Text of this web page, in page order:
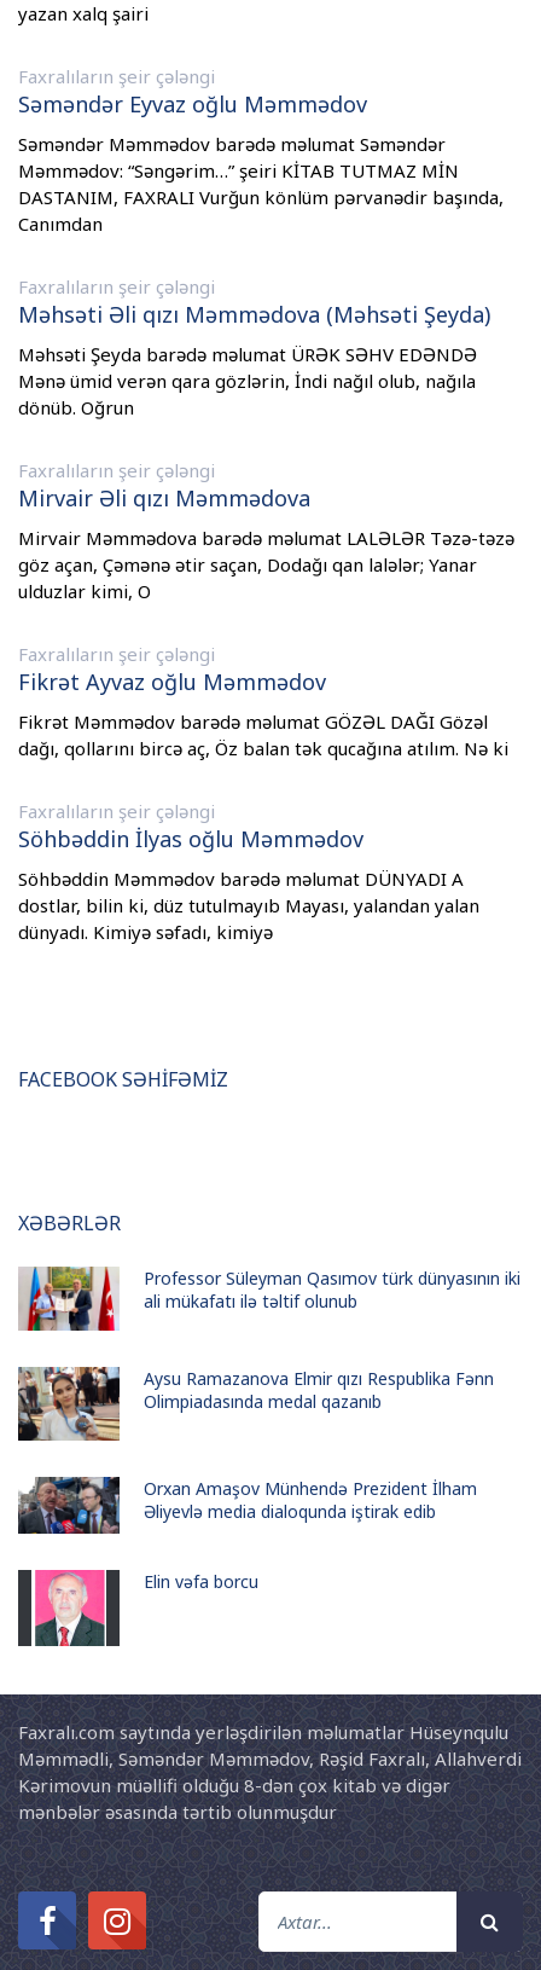
yazan xalq şairi
Faxralıların şeir çələngi
Səməndər Eyvaz oğlu Məmmədov
Səməndər Məmmədov barədə məlumat Səməndər
Məmmədov: “Səngərim…” şeiri KİTAB TUTMAZ MİN
DASTANIM, FAXRALI Vurğun könlüm pərvanədir başında,
Canımdan
Faxralıların şeir çələngi
Məhsəti Əli qızı Məmmədova (Məhsəti Şeyda)
Məhsəti Şeyda barədə məlumat ÜRƏK SƏHV EDƏNDƏ
Mənə ümid verən qara gözlərin, İndi nağıl olub, nağıla
dönüb. Oğrun
Faxralıların şeir çələngi
Mirvair Əli qızı Məmmədova
Mirvair Məmmədova barədə məlumat LALƏLƏR Təzə-təzə
göz açan, Çəmənə ətir saçan, Dodağı qan lalələr; Yanar
ulduzlar kimi, O
Faxralıların şeir çələngi
Fikrət Ayvaz oğlu Məmmədov
Fikrət Məmmədov barədə məlumat GÖZƏL DAĞI Gözəl
dağı, qollarını bircə aç, Öz balan tək qucağına atılım. Nə ki
Faxralıların şeir çələngi
Söhbəddin İlyas oğlu Məmmədov
Söhbəddin Məmmədov barədə məlumat DÜNYADI A
dostlar, bilin ki, düz tutulmayıb Mayası, yalandan yalan
dünyadı. Kimiyə səfadı, kimiyə
FACEBOOK SƏHİFƏMİZ
XƏBƏRLƏR
Professor Süleyman Qasımov türk dünyasının iki
ali mükafatı ilə təltif olunub
Aysu Ramazanova Elmir qızı Respublika Fənn
Olimpiadasında medal qazanıb
Orxan Amaşov Münhendə Prezident İlham
Əliyevlə media dialoqunda iştirak edib
Elin vəfa borcu
Faxralı.com saytında yerləşdirilən məlumatlar Hüseynqulu
Məmmədli, Səməndər Məmmədov, Rəşid Faxralı, Allahverdi
Kərimovun müəllifi olduğu 8-dən çox kitab və digər
mənbələr əsasında tərtib olunmuşdur